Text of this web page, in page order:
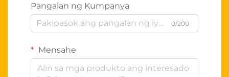
Pangalan ng Kumpanya
0/200
Mensahe